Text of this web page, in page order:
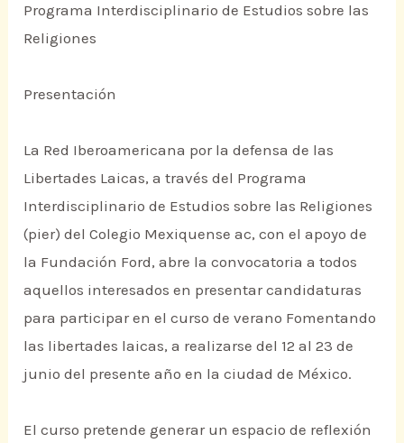
Programa Interdisciplinario de Estudios sobre las
Religiones
Presentación
La Red Iberoamericana por la defensa de las
Libertades Laicas, a través del Programa
Interdisciplinario de Estudios sobre las Religiones
(pier) del Colegio Mexiquense ac, con el apoyo de
la Fundación Ford, abre la convocatoria a todos
aquellos interesados en presentar candidaturas
para participar en el curso de verano Fomentando
las libertades laicas, a realizarse del 12 al 23 de
junio del presente año en la ciudad de México.
El curso pretende generar un espacio de reflexión